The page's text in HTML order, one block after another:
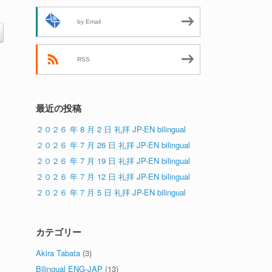
by Email
RSS
最近の投稿
２０２６ 年 8 月 2 日 礼拝 JP-EN bilingual
２０２６ 年 7 月 26 日 礼拝 JP-EN bilingual
２０２６ 年 7 月 19 日 礼拝 JP-EN bilingual
２０２６ 年 7 月 12 日 礼拝 JP-EN bilingual
２０２６ 年 7 月 5 日 礼拝 JP-EN bilingual
カテゴリー
Akira Tabata (3)
Bilingual ENG-JAP (13)